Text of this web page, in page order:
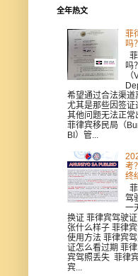
全年热文
菲
吗
吗
希望通过合法渠道
尤其是那些因签
其他问题无法正常
菲律宾移民局（
BI）管...
考
终
驾
一
换证 菲律宾驾驶
张什么样子 菲律
使用方法 菲律宾
证怎么看过期 菲
宾驾照丢失 菲律
宾...